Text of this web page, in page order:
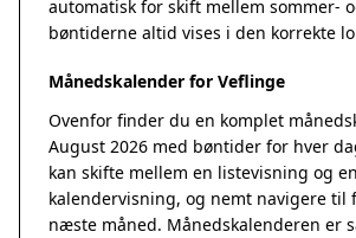
automatisk for skift mellem sommer-
bøntiderne altid vises i den korrekte
Månedskalender for Veflinge
Ovenfor finder du en komplet
August 2026 med bøntider for hver
kan skifte mellem en listevisning og en
kalendervisning, og nemt navigere til
næste måned. Månedskalenderen er